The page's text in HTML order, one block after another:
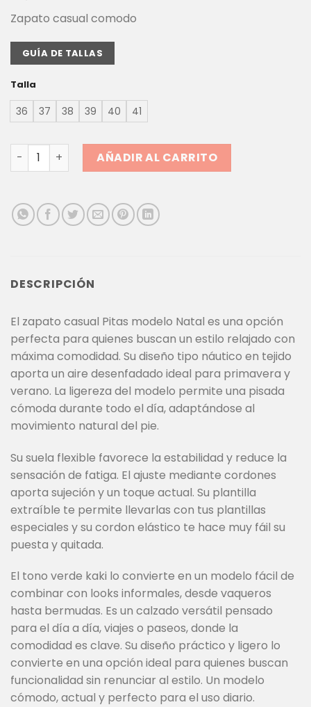
Zapato casual comodo
GUÍA DE TALLAS
Talla
36 37 38 39 40 41
ZAPATO CASUAL SEÑORA PITAS NATAL | Estilo relajado
AÑADIR AL CARRITO
DESCRIPCIÓN
El zapato casual Pitas modelo Natal es una opción
perfecta para quienes buscan un estilo relajado con
máxima comodidad. Su diseño tipo náutico en tejido
aporta un aire desenfadado ideal para primavera y
verano. La ligereza del modelo permite una pisada
cómoda durante todo el día, adaptándose al
movimiento natural del pie.
Su suela flexible favorece la estabilidad y reduce la
sensación de fatiga. El ajuste mediante cordones
aporta sujeción y un toque actual. Su plantilla
extraíble te permite llevarlas con tus plantillas
especiales y su cordon elástico te hace muy fáil su
puesta y quitada.
El tono verde kaki lo convierte en un modelo fácil de
combinar con looks informales, desde vaqueros
hasta bermudas. Es un calzado versátil pensado
para el día a día, viajes o paseos, donde la
comodidad es clave. Su diseño práctico y ligero lo
convierte en una opción ideal para quienes buscan
funcionalidad sin renunciar al estilo. Un modelo
cómodo, actual y perfecto para el uso diario.